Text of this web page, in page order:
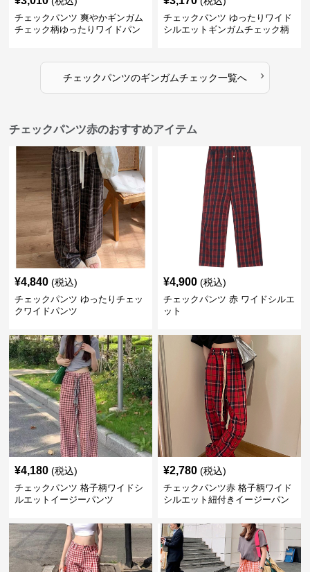
チェックパンツ 爽やかギンガム
チェック柄ゆったりワイドパン
チェックパンツ ゆったりワイド
シルエットギンガムチェック柄
チェックパンツのギンガムチェック一覧へ ›
チェックパンツ赤のおすすめアイテム
¥4,840 (税込)
チェックパンツ ゆったりチェッ
クワイドパンツ
¥4,900 (税込)
チェックパンツ 赤 ワイドシルエ
ット
¥4,180 (税込)
チェックパンツ 格子柄ワイドシ
ルエットイージーパンツ
¥2,780 (税込)
チェックパンツ赤 格子柄ワイド
シルエット紐付きイージーパン